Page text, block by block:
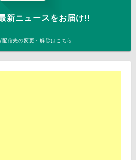
新ニュースをお届け!!
信先の変更・解除はこちら